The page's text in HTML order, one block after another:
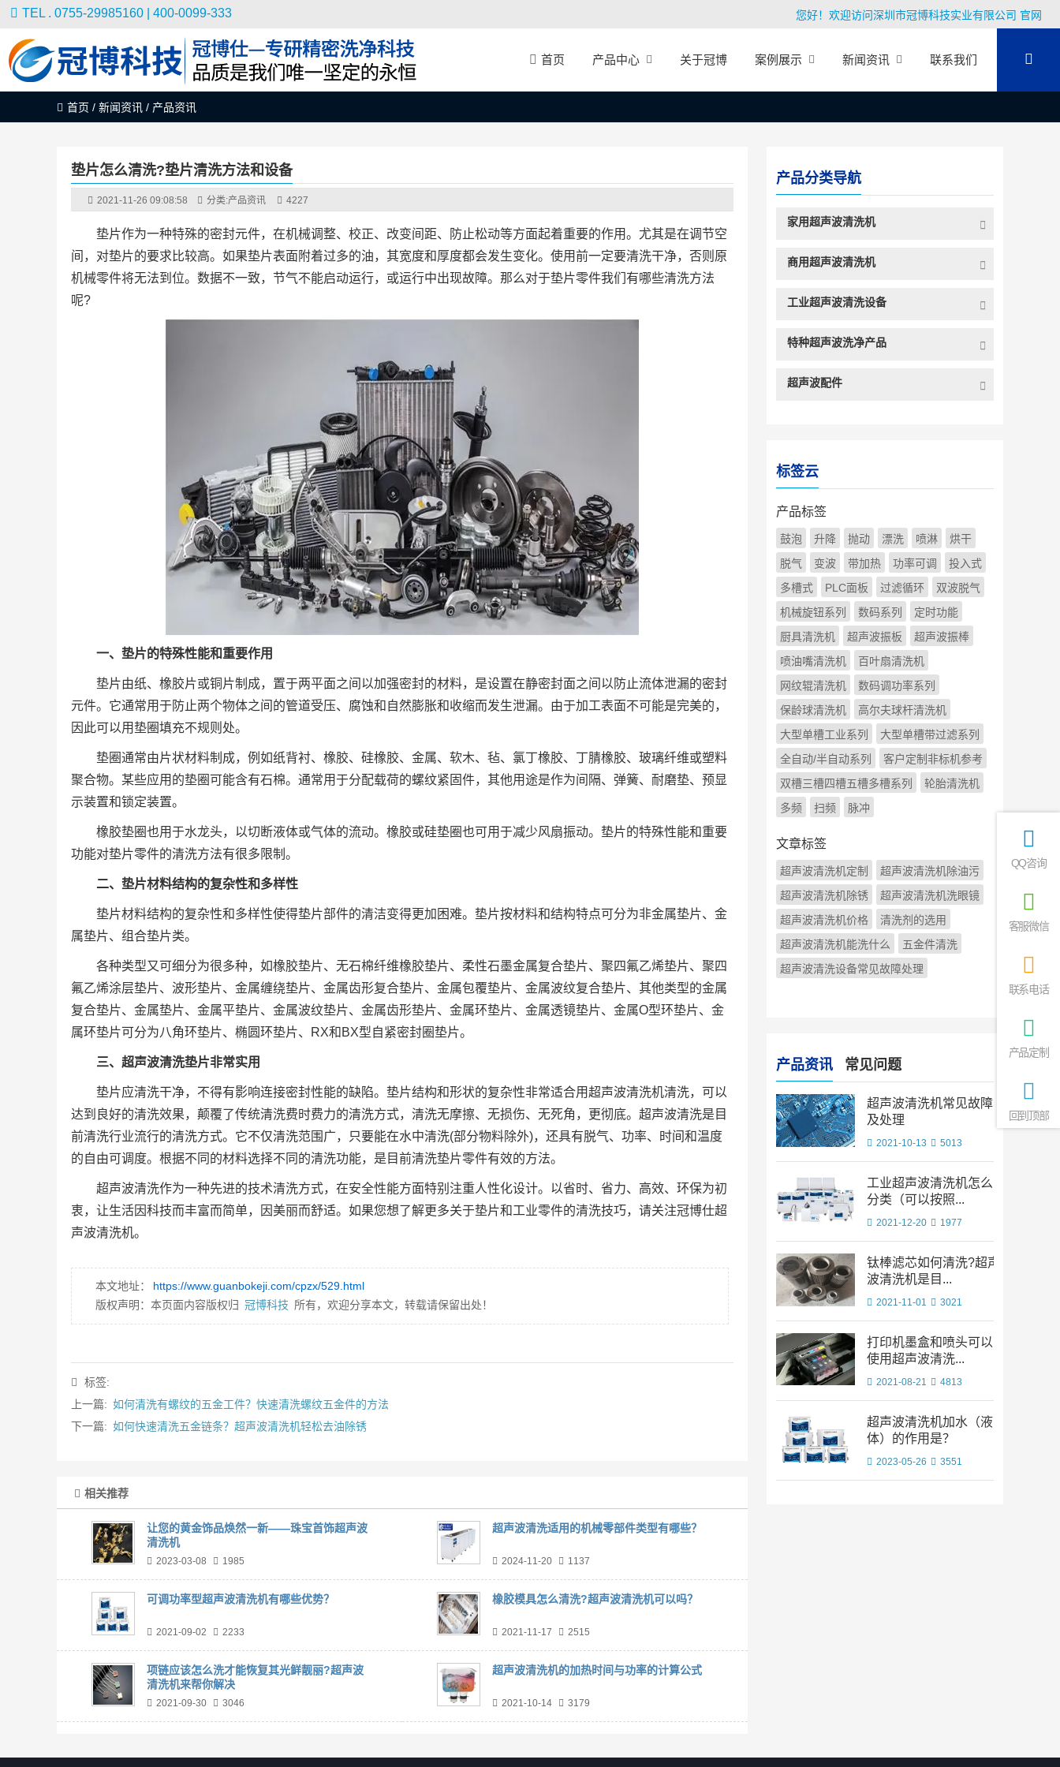
TEL . 0755-29985160 | 400-0099-333 您好！欢迎访问深圳市冠博科技实业有限公司 官网
首页 产品中心 关于冠博 案例展示 新闻资讯 联系我们
首页 / 新闻资讯 / 产品资讯
垫片怎么清洗?垫片清洗方法和设备
2021-11-26 09:08:58 分类:产品资讯 4227
垫片作为一种特殊的密封元件，在机械调整、校正、改变间距、防止松动等方面起着重要的作用。尤其是在调节空
间，对垫片的要求比较高。如果垫片表面附着过多的油，其宽度和厚度都会发生变化。使用前一定要清洗干净，否则原
机械零件将无法到位。数据不一致，节气不能启动运行，或运行中出现故障。那么对于垫片零件我们有哪些清洗方法
呢?
一、垫片的特殊性能和重要作用
垫片由纸、橡胶片或铜片制成，置于两平面之间以加强密封的材料，是设置在静密封面之间以防止流体泄漏的密封
元件。它通常用于防止两个物体之间的管道受压、腐蚀和自然膨胀和收缩而发生泄漏。由于加工表面不可能是完美的，
因此可以用垫圈填充不规则处。
垫圈通常由片状材料制成，例如纸背衬、橡胶、硅橡胶、金属、软木、毡、氯丁橡胶、丁腈橡胶、玻璃纤维或塑料
聚合物。某些应用的垫圈可能含有石棉。通常用于分配载荷的螺纹紧固件，其他用途是作为间隔、弹簧、耐磨垫、预显
示装置和锁定装置。
橡胶垫圈也用于水龙头，以切断液体或气体的流动。橡胶或硅垫圈也可用于减少风扇振动。垫片的特殊性能和重要
功能对垫片零件的清洗方法有很多限制。
二、垫片材料结构的复杂性和多样性
垫片材料结构的复杂性和多样性使得垫片部件的清洁变得更加困难。垫片按材料和结构特点可分为非金属垫片、金
属垫片、组合垫片类。
各种类型又可细分为很多种，如橡胶垫片、无石棉纤维橡胶垫片、柔性石墨金属复合垫片、聚四氟乙烯垫片、聚四
氟乙烯涂层垫片、波形垫片、金属缠绕垫片、金属齿形复合垫片、金属包覆垫片、金属波纹复合垫片、其他类型的金属
复合垫片、金属垫片、金属平垫片、金属波纹垫片、金属齿形垫片、金属环垫片、金属透镜垫片、金属O型环垫片、金
属环垫片可分为八角环垫片、椭圆环垫片、RX和BX型自紧密封圈垫片。
三、超声波清洗垫片非常实用
垫片应清洗干净，不得有影响连接密封性能的缺陷。垫片结构和形状的复杂性非常适合用超声波清洗机清洗，可以
达到良好的清洗效果，颠覆了传统清洗费时费力的清洗方式，清洗无摩擦、无损伤、无死角，更彻底。超声波清洗是目
前清洗行业流行的清洗方式。它不仅清洗范围广，只要能在水中清洗(部分物料除外)，还具有脱气、功率、时间和温度
的自由可调度。根据不同的材料选择不同的清洗功能，是目前清洗垫片零件有效的方法。
超声波清洗作为一种先进的技术清洗方式，在安全性能方面特别注重人性化设计。以省时、省力、高效、环保为初
衷，让生活因科技而丰富而简单，因美丽而舒适。如果您想了解更多关于垫片和工业零件的清洗技巧，请关注冠博仕超
声波清洗机。
本文地址：
https://www.guanbokeji.com/cpzx/529.html
版权声明：本页面内容版权归 冠博科技 所有，欢迎分享本文，转载请保留出处！
标签:
上一篇: 如何清洗有螺纹的五金工件？快速清洗螺纹五金件的方法
下一篇: 如何快速清洗五金链条？超声波清洗机轻松去油除锈
相关推荐
让您的黄金饰品焕然一新——珠宝首饰超声波
清洗机
2023-03-08 1985
超声波清洗适用的机械零部件类型有哪些？
2024-11-20 1137
可调功率型超声波清洗机有哪些优势？
2021-09-02 2233
橡胶模具怎么清洗?超声波清洗机可以吗？
2021-11-17 2515
项链应该怎么洗才能恢复其光鲜靓丽?超声波
清洗机来帮你解决
2021-09-30 3046
超声波清洗机的加热时间与功率的计算公式
2021-10-14 3179
产品分类导航
家用超声波清洗机
商用超声波清洗机
工业超声波清洗设备
特种超声波洗净产品
超声波配件
标签云
产品标签
鼓泡 升降 抛动 漂洗 喷淋
烘干
脱气
变波 带加热 功率可调
投入式
多槽式
PLC面板 过滤循环
双波脱气
机械旋钮系列
数码系列
定时功能
厨具清洗机
超声波振板
超声波振棒
喷油嘴清洗机
百叶扇清洗机
网纹辊清洗机
数码调功率系列
保龄球清洗机
高尔夫球杆清洗机
大型单槽工业系列
大型单槽带过滤系列
全自动/半自动系列
客户定制非标机参考
双槽三槽四槽五槽多槽系列
轮胎清洗机
多频
扫频 脉冲
文章标签
超声波清洗机定制
超声波清洗机除油污
超声波清洗机除锈
超声波清洗机洗眼镜
超声波清洗机价格
清洗剂的选用
超声波清洗机能洗什么
五金件清洗
超声波清洗设备常见故障处理
产品资讯 常见问题
超声波清洗机常见故障
及处理
2021-10-13 5013
工业超声波清洗机怎么
分类（可以按照...
2021-12-20 1977
钛棒滤芯如何清洗?超声
波清洗机是目...
2021-11-01 3021
打印机墨盒和喷头可以
使用超声波清洗...
2021-08-21 4813
超声波清洗机加水（液
体）的作用是？
2023-05-26 3551
QQ咨询
客服微信
联系电话
产品定制
回到顶部